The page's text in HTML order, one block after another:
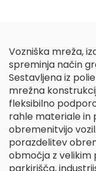
Vozniška mreža,
spreminja način
Sestavljena iz
mrežna
fleksibilno
rahle materiale in
obremenitvijo
porazdelitev
območja z